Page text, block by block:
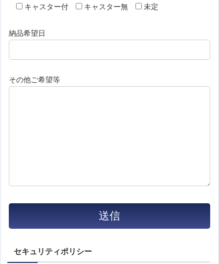
キャスター付
キャスター無 未定
納品希望日
その他ご希望等
セキュリティポリシー